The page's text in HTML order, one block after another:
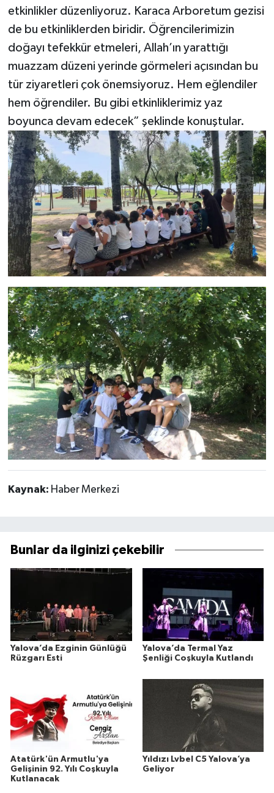
etkinlikler düzenliyoruz. Karaca Arboretum gezisi
de bu etkinliklerden biridir. Öğrencilerimizin
doğayı tefekkür etmeleri, Allah’ın yarattığı
muazzam düzeni yerinde görmeleri açısından bu
tür ziyaretleri çok önemsiyoruz. Hem eğlendiler
hem öğrendiler. Bu gibi etkinliklerimiz yaz
boyunca devam edecek” şeklinde konuştular.
Kaynak: Haber Merkezi
Bunlar da ilginizi çekebilir
Yalova’da Ezginin Günlüğü
Rüzgarı Esti
Yalova’da Termal Yaz
Şenliği Coşkuyla Kutlandı
Atatürk'ün Armutlu'ya
Gelişinin 92. Yılı Coşkuyla
Kutlanacak
Yıldızı Lvbel C5 Yalova’ya
Geliyor